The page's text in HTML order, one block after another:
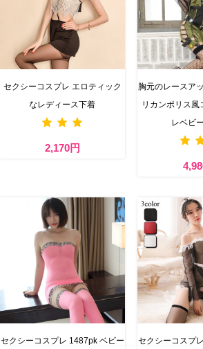
セクシーコスプレ エロティック
なレディース下着
2,170円
胸元のレースア
リカンポリス風
レベビ
セクシーコスプレ 1487pk ベビー セクシーコスプ